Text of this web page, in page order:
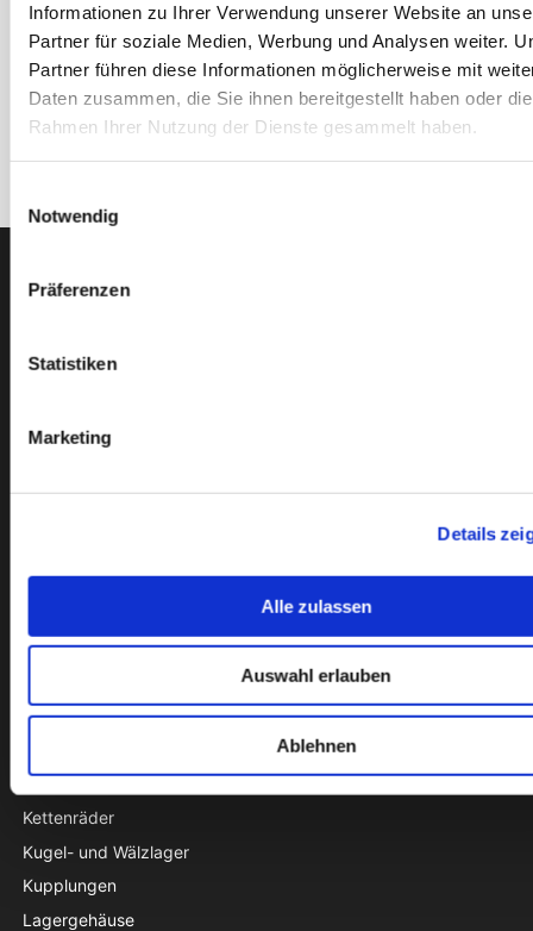
Informationen zu Ihrer Verwendung unserer Website an
Partner für soziale Medien, Werbung und Analysen weiter.
Partner führen diese Informationen möglicherweise mit
Daten zusammen, die Sie ihnen bereitgestellt haben oder
Rahmen Ihrer Nutzung der Dienste gesammelt haben.
Notwendig
Präferenzen
Statistiken
Marketing
Details
Alle zulassen
Auswahl erlauben
Ablehnen
Papegøjevej 7, DK-6270 Tønder
USt-IdNr. DK27216129
Dichtungen
Gelenklager
Keilriemen und Zahnriemen
Kettenräder
Kugel- und Wälzlager
Kupplungen
Lagergehäuse